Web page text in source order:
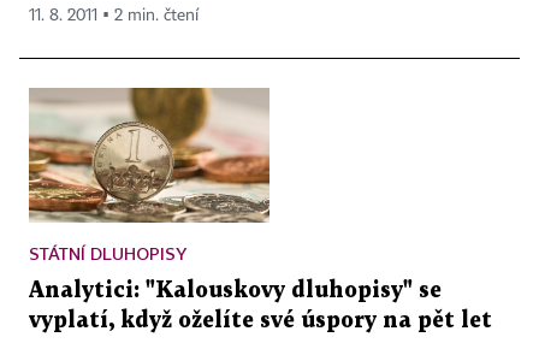
11. 8. 2011 ▪ 2 min. čtení
STÁTNÍ DLUHOPISY
Analytici: "Kalouskovy dluhopisy" se
vyplatí, když oželíte své úspory na pět let